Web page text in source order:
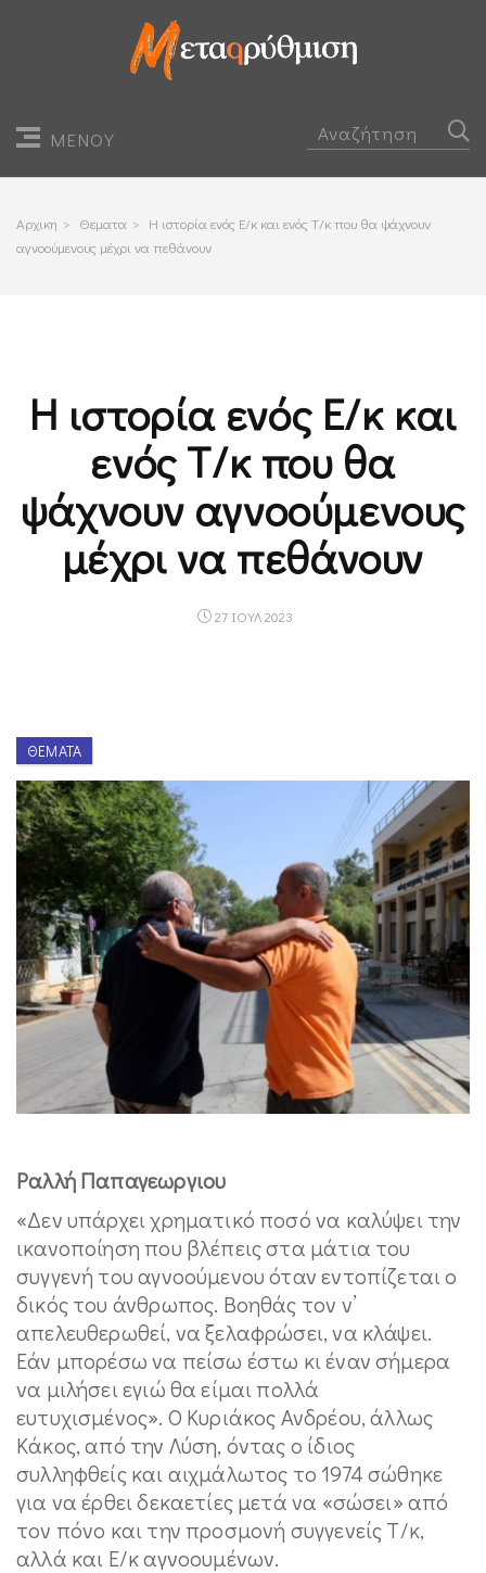
ΜΕΝΟΥ
Αρχικη > Θεματα > Η ιστορία ενός Ε/κ και ενός Τ/κ που θα ψάχνουν
αγνοούμενους μέχρι να πεθάνουν
Η ιστορία ενός Ε/κ και
ενός Τ/κ που θα
ψάχνουν αγνοούμενους
μέχρι να πεθάνουν
27 ΙΟΥΛ 2023
ΘΈΜΑΤΑ
Ραλλή Παπαγεωργιου
«Δεν υπάρχει χρηματικό ποσό να καλύψει την
ικανοποίηση που βλέπεις στα μάτια του
συγγενή του αγνοούμενου όταν εντοπίζεται ο
δικός του άνθρωπος. Βοηθάς τον ν’
απελευθερωθεί, να ξελαφρώσει, να κλάψει.
Εάν μπορέσω να πείσω έστω κι έναν σήμερα
να μιλήσει εγιώ θα είμαι πολλά
ευτυχισμένος». Ο Κυριάκος Ανδρέου, άλλως
Κάκος, από την Λύση, όντας ο ίδιος
συλληφθείς και αιχμάλωτος το 1974 σώθηκε
για να έρθει δεκαετίες μετά να «σώσει» από
τον πόνο και την προσμονή συγγενείς Τ/κ,
αλλά και Ε/κ αγνοουμένων.